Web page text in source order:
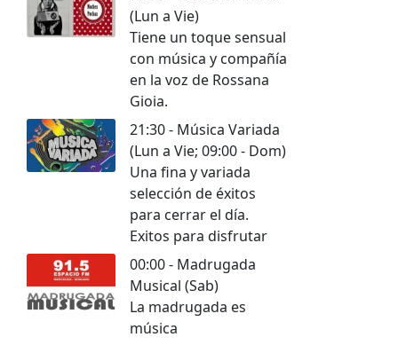
(Lun a Vie)
Tiene un toque sensual
con música y compañía
en la voz de Rossana
Gioia.
21:30 - Música Variada
(Lun a Vie; 09:00 - Dom)
Una fina y variada
selección de éxitos
para cerrar el día.
Exitos para disfrutar
00:00 - Madrugada
Musical (Sab)
La madrugada es
música